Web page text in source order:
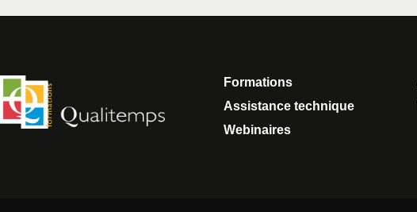
Formations
Assistance technique
Webinaires